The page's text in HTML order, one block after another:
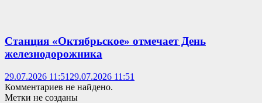
Станция «Октябрьское» отмечает День
железнодорожника
29.07.2026 11:51 29.07.2026 11:51
Комментариев не найдено.
Метки не созданы